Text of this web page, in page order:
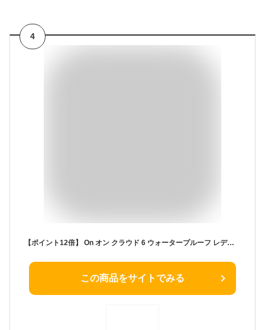
4
【ポイント12倍】 On オン クラウド 6 ウォータープルーフ レディース スニーカー Cloud 6 WP 防水 3WF10053037 3WF10051043 3WF10053036 3WF10053032 3WF10054886 3WF10054415
この商品をサイトでみる